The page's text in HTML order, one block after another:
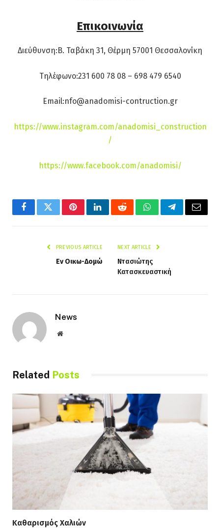
Επικοινωνία
Διεύθυνση:Β. Ταβάκη 31, Θέρμη 57001 Θεσσαλονίκη
Τηλέφωνο:231 600 78 08 – 698 479 6540
Email:nfo@anadomisi-contruction.gr
https://www.instagram.com/anadomisi_construction
/
https://www.facebook.com/anadomisi/
FacebookTwitterPinterestLinkedInRedditWhatsAppTelegramEmail
PREVIOUS ARTICLE
Εν Οικω-Δομώ
NEXT ARTICLE
Ντασιώτης
Κατασκευαστική
News
Website
Related Posts
Καθαρισμός Χαλιών